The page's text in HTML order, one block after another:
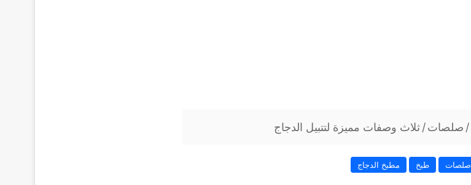
/ صلصات/ثلاث وصفات مميزة لتتبيل الدجاج
صلصات طبخ مطبخ الدجاج